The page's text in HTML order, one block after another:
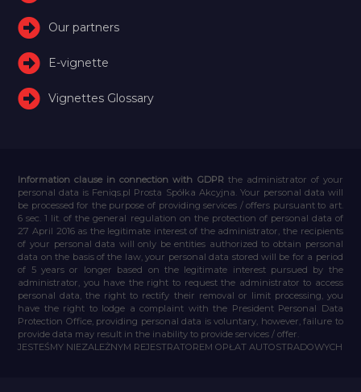
Our partners
E-vignette
Vignettes Glossary
Information clause in connection with GDPR the administrator of your
personal data is Feniqs.pl Prosta Spółka Akcyjna. Your personal data will
be processed for the purpose of providing services / offers pursuant to art.
6 sec. 1 lit. of the general regulation on the protection of personal data of
27 April 2016 as the legitimate interest of the administrator, the recipients
of your personal data will only be entities authorized to obtain personal
data on the basis of the law, your personal data stored will be for a period
of 5 years or longer based on the legitimate interest pursued by the
administrator, you have the right to request the administrator to access
personal data, the right to rectify their removal or limit processing, you
have the right to lodge a complaint with the President Personal Data
Protection Office, providing personal data is voluntary, however, failure to
provide data may result in the inability to provide services / offer.
JESTEŚMY NIEZALEŻNYM REJESTRATOREM OPŁAT AUTOSTRADOWYCH